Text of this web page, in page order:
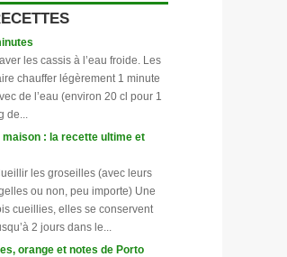
les cassis à l’eau froide. Les
chauffer légèrement 1 minute
de l’eau (environ 20 cl pour 1
de...
: la recette ultime et
les groseilles (avec leurs
ou non, peu importe) Une
cueillies, elles se conservent
2 jours dans le...
orange et notes de Porto